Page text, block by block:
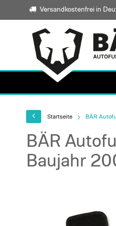
Versandkostenfrei in
Startseite BÄR
BÄR
Baujahr